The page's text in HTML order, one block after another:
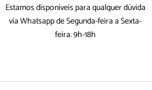
Estamos disponíveis para qualquer dúvida
viaWhatsappde Segunda-feira a Sexta-
feira. 9h-18h